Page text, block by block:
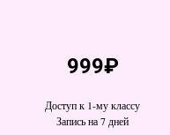
999₽
Доступ к 1-му классу
Запись на 7 дней